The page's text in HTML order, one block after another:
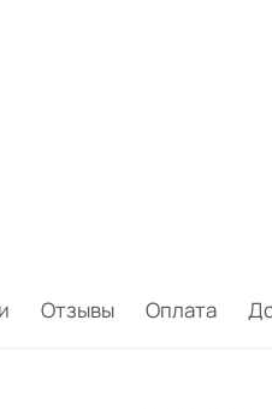
Отзывы Оплата